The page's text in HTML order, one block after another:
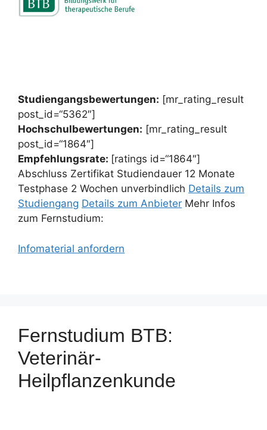
Studiengangsbewertungen: [mr_rating_result
post_id=“5362″]
Hochschulbewertungen: [mr_rating_result
post_id=“1864″]
Empfehlungsrate: [ratings id=“1864″]
Abschluss Zertifikat Studiendauer 12 Monate
Testphase 2 Wochen unverbindlich Details zum
Studiengang Details zum Anbieter Mehr Infos
zum Fernstudium:
Infomaterial anfordern
Fernstudium BTB:
Veterinär-
Heilpflanzenkunde